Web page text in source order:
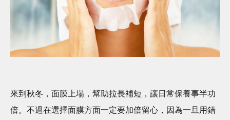
來到秋冬，面膜上場，幫助拉長補短，讓日常保養事半功
倍。不過在選擇面膜方面一定要加倍留心，因為一旦用錯